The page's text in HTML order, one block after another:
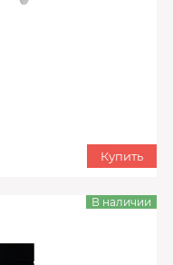
Купить
В наличии